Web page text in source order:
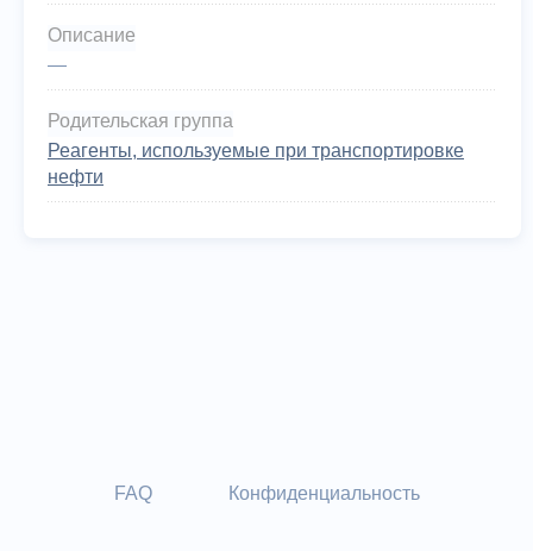
Описание
—
Родительская группа
Реагенты, используемые при транспортировке
нефти
FAQ Конфиденциальность